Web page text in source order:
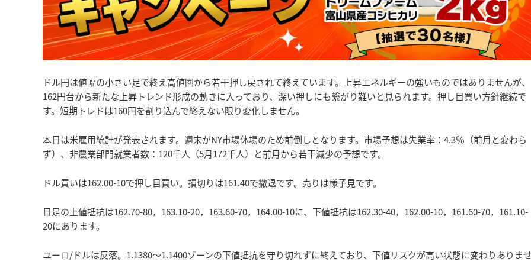
ドル円は値幅の小さい足で終え高値圏から若干押し戻されて終えています。上昇エネルギーの強いものではありませんが、
162円台から新たな上昇トレンド形成の動きに入っており、深い押しにも繋がり難いと見られます。押し目買い方針継続で
す。短期トレドは160円を割り込んで終えない限り変化しません。
本日は米雇用統計が発表されます。週末がNY市場休場のため前倒しとなります。市場予想は失業率：4.3％（前月と変わら
ず）、非農業部門就業者数：120千人（5月172千人）と前月から若干減少の予想です。
ドル買いは162.00-10で押し目買い。損切りは161.40で撤退です。売りは様子見です。
日足の上値抵抗は162.70-80，163.10-20，163.60-70，164.00-10に、下値抵抗は162.30-40，162.00-10，161.60-70，161.10-
20にあります。
ユーロ/ドルは反落。1.1380～1.1400ゾーンの下値抵抗を守り切れずに終えており、下値リスクが高い状態に変わりありま